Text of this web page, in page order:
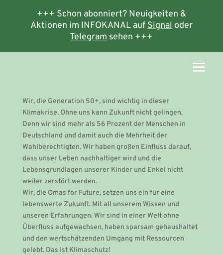
+++ Schon abonniert? Neuigkeiten &
Aktionen im INFOKANAL aufSignaloder
Telegramsehen +++
Wir, die Generation 50+, sind wichtig in dieser
Klimakrise. Ohne uns kann Zukunft nicht gelingen.
Denn wir sind mehr als 56 Prozent der Menschen in
Deutschland und damit auch die Mehrheit der
Wahlberechtigten. Wir haben großen Einfluss darauf,
dass unser Leben nachhaltiger wird und die
Lebensgrundlagen unserer Kinder und Enkel nicht
weiter zerstört werden.
Wir, die Omas for Future, setzen uns ein für eine
lebenswerte Zukunft. Mit all unserem Wissen und
unseren Erfahrungen. Wir sind in einer Welt ohne
Überfluss aufgewachsen, haben sparsam gehaushaltet
und den wertschätzenden Umgang mit Ressourcen
gelebt. Das ist Klimaschutz!